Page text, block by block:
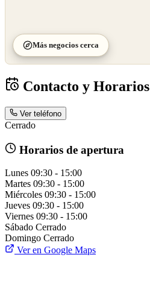
Más negocios cerca
Contacto y Horarios
Ver teléfono
Cerrado
Horarios de apertura
Lunes 09:30 - 15:00
Martes 09:30 - 15:00
Miércoles 09:30 - 15:00
Jueves 09:30 - 15:00
Viernes 09:30 - 15:00
Sábado Cerrado
Domingo Cerrado
Ver en Google Maps